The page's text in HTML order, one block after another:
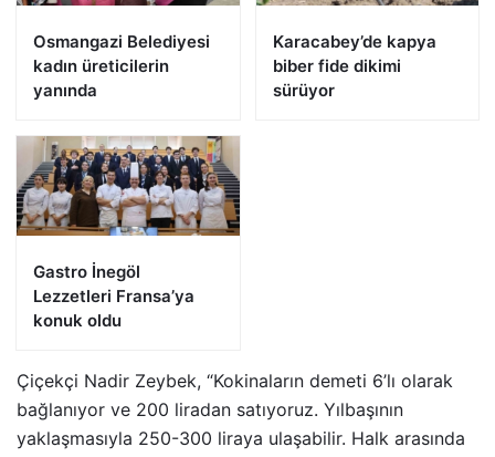
Osmangazi Belediyesi
kadın üreticilerin
yanında
Karacabey’de kapya
biber fide dikimi
sürüyor
Gastro İnegöl
Lezzetleri Fransa’ya
konuk oldu
Çiçekçi Nadir Zeybek, “Kokinaların demeti 6’lı olarak
bağlanıyor ve 200 liradan satıyoruz. Yılbaşının
yaklaşmasıyla 250-300 liraya ulaşabilir. Halk arasında